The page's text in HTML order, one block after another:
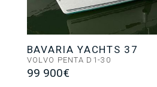
BAVARIA YACHTS 37
VOLVO PENTA D1-30
99 900€